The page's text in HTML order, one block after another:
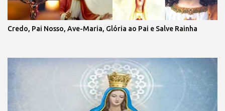
Credo, Pai Nosso, Ave-Maria, Glória ao Pai e Salve Rainha